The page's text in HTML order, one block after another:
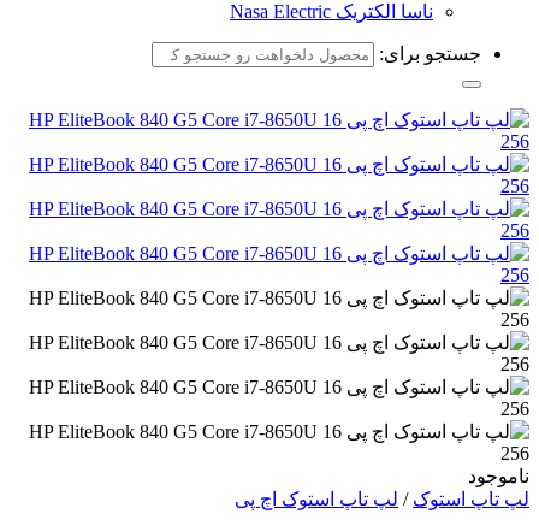
ناسا الکتریک Nasa Electric
جستجو برای:
ناموجود
لپ تاپ استوک / لپ تاپ استوک اچ پی